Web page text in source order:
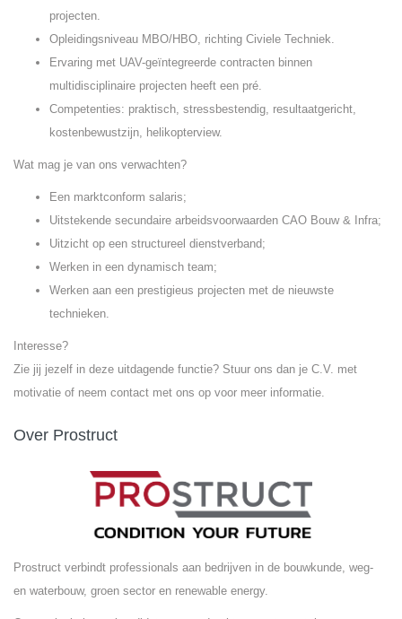
projecten.
Opleidingsniveau MBO/HBO, richting Civiele Techniek.
Ervaring met UAV-geïntegreerde contracten binnen
multidisciplinaire projecten heeft een pré.
Competenties: praktisch, stressbestendig, resultaatgericht,
kostenbewustzijn, helikopterview.
Wat mag je van ons verwachten?
Een marktconform salaris;
Uitstekende secundaire arbeidsvoorwaarden CAO Bouw & Infra;
Uitzicht op een structureel dienstverband;
Werken in een dynamisch team;
Werken aan een prestigieus projecten met de nieuwste
technieken.
Interesse?
Zie jij jezelf in deze uitdagende functie? Stuur ons dan je C.V. met
motivatie of neem contact met ons op voor meer informatie.
Over Prostruct
Prostruct verbindt professionals aan bedrijven in de bouwkunde, weg-
en waterbouw, groen sector en renewable energy.